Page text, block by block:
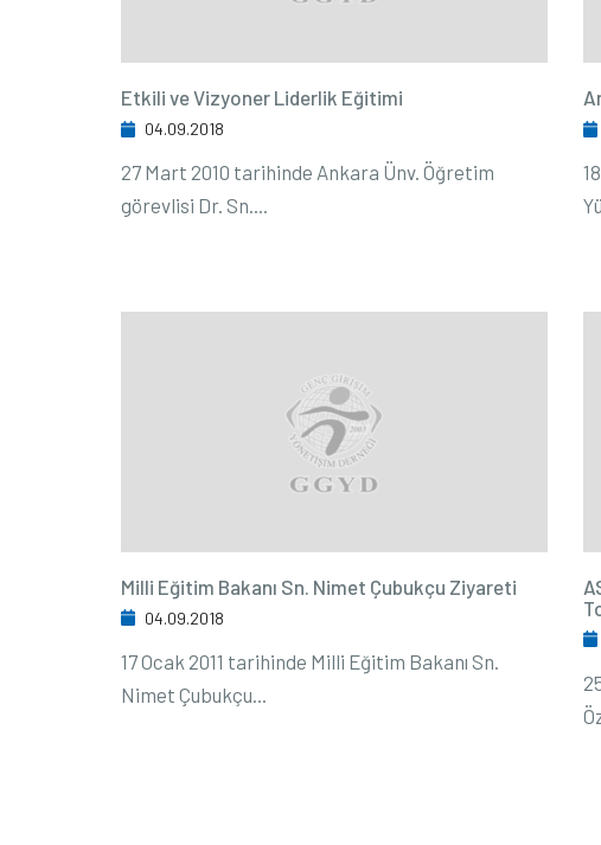
Etkili ve Vizyoner Liderlik Eğitimi
04.09.2018
27 Mart 2010 tarihinde Ankara Ünv. Öğretim
görevlisi Dr. Sn....
Milli Eğitim Bakanı Sn. Nimet Çubukçu Ziyareti
04.09.2018
17 Ocak 2011 tarihinde Milli Eğitim Bakanı Sn.
Nimet Çubukçu...